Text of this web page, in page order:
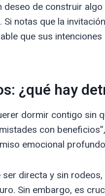
de construir
notas que la
que sus
¿qué hay
dormir contigo sin
con
emocional
directa y sin
Sin embargo, es